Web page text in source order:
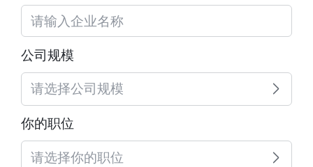
公司规模
请选择公司规模
你的职位
请选择你的职位